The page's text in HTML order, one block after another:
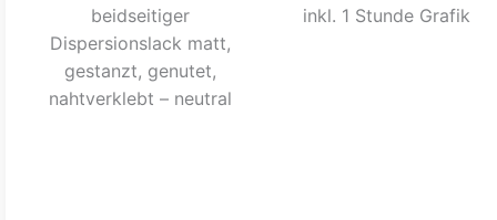
beidseitiger
Dispersionslack matt,
gestanzt, genutet,
nahtverklebt – neutral
inkl. 1 Stunde Grafik